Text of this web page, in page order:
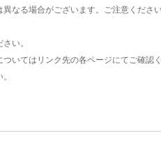
なる場合がございます。ご注意ください
い。
いてはリンク先の各ページにてご確認く